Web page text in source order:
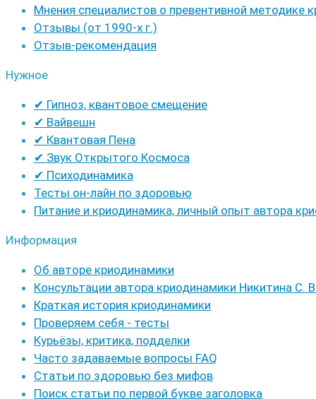
Мнения специалистов о превентивной методике
Отзывы (от 1990-х г.)
Отзыв-рекомендация
Нужное
✔ Гипноз, квантовое смещение
✔ Вайвешн
✔ Квантовая Пена
✔ Звук Открытого Космоса
✔ Психодинамика
Тесты он-лайн по здоровью
Питание и криодинамика, личный опыт автора
Информация
Об авторе криодинамики
Консультации автора криодинамики Никитина С. В.
Краткая история криодинамики
Проверяем себя - тесты
Курьёзы, критика, подделки
Часто задаваемые вопросы FAQ
Статьи по здоровью без мифов
Поиск статьи по первой букве заголовка